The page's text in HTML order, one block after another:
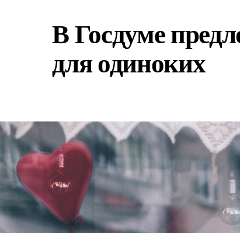
В Госдуме
для одиноких